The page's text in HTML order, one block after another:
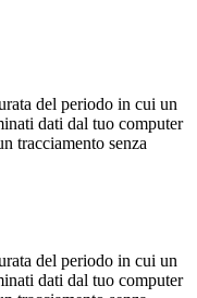
del periodo in cui un
dati dal tuo computer
tracciamento senza
del periodo in cui un
dati dal tuo computer